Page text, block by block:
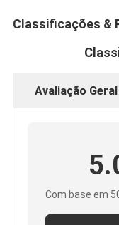
Fita adesiva do
Carcaça de
Tabela de
Classificações &
Avaliação Geral
Com base em